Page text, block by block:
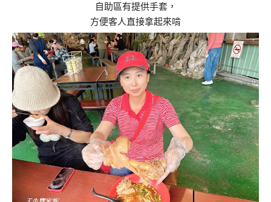
自助區有提供手套，
方便客人直接拿起來啃